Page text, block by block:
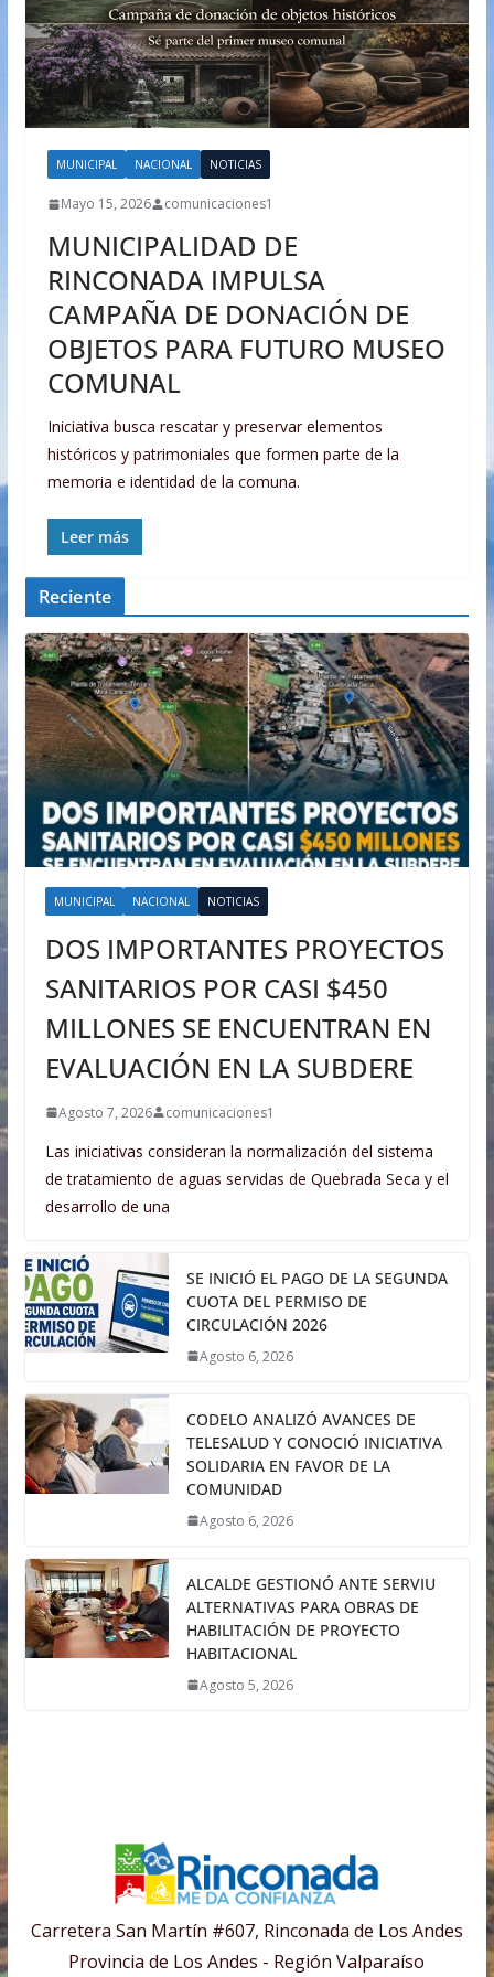
MUNICIPAL NACIONAL NOTICIAS
Mayo 15, 2026 comunicaciones1
MUNICIPALIDAD DE
RINCONADA IMPULSA
CAMPAÑA DE DONACIÓN DE
OBJETOS PARA FUTURO MUSEO
COMUNAL
Iniciativa busca rescatar y preservar elementos
históricos y patrimoniales que formen parte de la
memoria e identidad de la comuna.
Leer más
Reciente
MUNICIPAL NACIONAL NOTICIAS
DOS IMPORTANTES PROYECTOS
SANITARIOS POR CASI $450
MILLONES SE ENCUENTRAN EN
EVALUACIÓN EN LA SUBDERE
Agosto 7, 2026 comunicaciones1
Las iniciativas consideran la normalización del sistema
de tratamiento de aguas servidas de Quebrada Seca y el
desarrollo de una
SE INICIÓ EL PAGO DE LA SEGUNDA
CUOTA DEL PERMISO DE
CIRCULACIÓN 2026
Agosto 6, 2026
CODELO ANALIZÓ AVANCES DE
TELESALUD Y CONOCIÓ INICIATIVA
SOLIDARIA EN FAVOR DE LA
COMUNIDAD
Agosto 6, 2026
ALCALDE GESTIONÓ ANTE SERVIU
ALTERNATIVAS PARA OBRAS DE
HABILITACIÓN DE PROYECTO
HABITACIONAL
Agosto 5, 2026
Carretera San Martín #607, Rinconada de Los Andes
Provincia de Los Andes - Región Valparaíso